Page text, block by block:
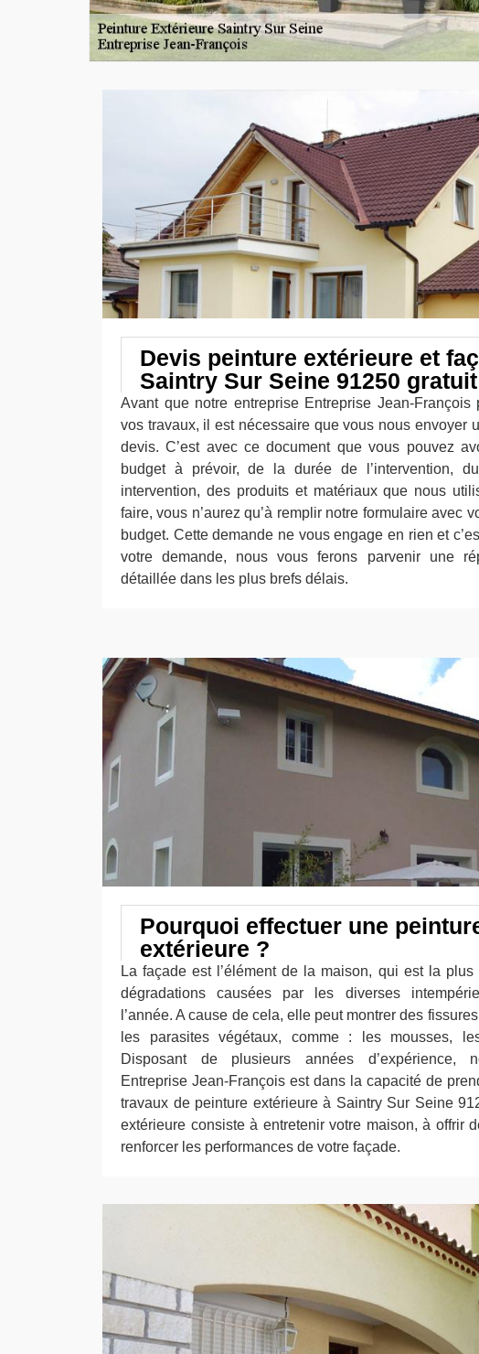
Devis peinture extérieure et
Saintry Sur Seine 91250 gratuit
Avant que notre entreprise Entreprise Jean-François
vos travaux, il est nécessaire que vous nous envoyer
devis. C’est avec ce document que vous pouvez
budget à prévoir, de la durée de l’intervention,
intervention, des produits et matériaux que nous
faire, vous n’aurez qu’à remplir notre formulaire avec
budget. Cette demande ne vous engage en rien et
votre demande, nous vous ferons parvenir une
détaillée dans les plus brefs délais.
Pourquoi effectuer une
extérieure ?
La façade est l’élément de la maison, qui est la
dégradations causées par les diverses
l’année. A cause de cela, elle peut montrer des
les parasites végétaux, comme : les mousses,
Disposant de plusieurs années d’expérience,
Entreprise Jean-François est dans la capacité de
travaux de peinture extérieure à Saintry Sur Seine
extérieure consiste à entretenir votre maison, à offrir
renforcer les performances de votre façade.